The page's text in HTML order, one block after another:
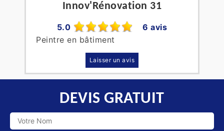
Innov'Rénovation 31
5.0
6 avis
Peintre en bâtiment
Laisser un avis
DEVIS GRATUIT